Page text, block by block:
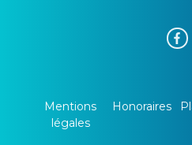
Mentions
légales
Honoraires